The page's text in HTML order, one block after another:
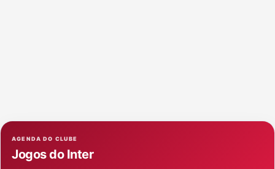
AGENDA DO CLUBE
Jogos do Inter